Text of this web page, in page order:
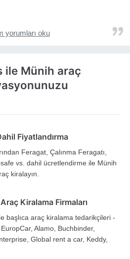
yorumları oku
ile Münih araç
Fiyatlandırma
Feragat, Çalınma Feragatı,
vs. dahil ücretlendirme ile Münih
kiralayın.
Kiralama Firmaları
başlıca araç kiralama tedarikçileri -
Alamo, Buchbinder,
Global rent a car, Keddy,